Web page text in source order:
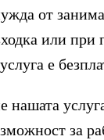
от
или при
е
нашата
за